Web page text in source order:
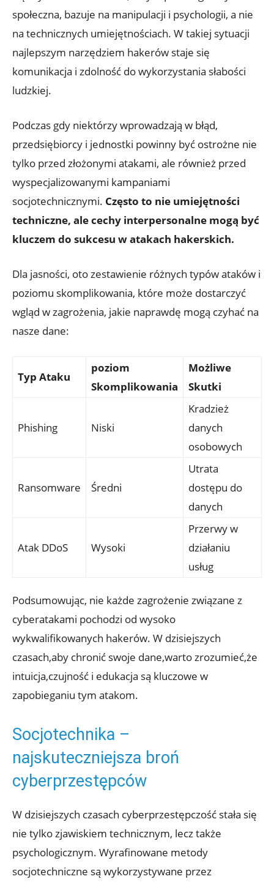
społeczna, ‌bazuje na manipulacji i psychologii, a nie
na technicznych umiejętnościach. W takiej sytuacji
najlepszym narzędziem​ hakerów staje‌ się
komunikacja i zdolność do wykorzystania słabości
ludzkiej.
Podczas‍ gdy⁤ niektórzy wprowadzają​ w błąd,
przedsiębiorcy i⁣ jednostki​ powinny być ostrożne ⁣nie
⁢tylko przed złożonymi​ atakami, ale również przed
wyspecjalizowanymi kampaniami
socjotechnicznymi.⁤ Często ‌to nie umiejętności
techniczne, ale cechy interpersonalne‍ mogą być
kluczem do ‍sukcesu w ⁤atakach hakerskich.
Dla jasności, ‌oto​ zestawienie różnych typów ataków i
poziomu ‍skomplikowania, które​ może ⁤dostarczyć⁢
wgląd w⁢ zagrożenia, jakie naprawdę⁢ mogą czyhać na
nasze dane:
Typ Ataku
poziom⁤
Skomplikowania
Możliwe
Skutki
Phishing Niski
Kradzież
danych
⁤osobowych
Ransomware Średni
Utrata
dostępu do
danych
Atak⁢ DDoS Wysoki
Przerwy w
działaniu
usług
Podsumowując, ​nie każde zagrożenie‌ związane z
cyberatakami ‍pochodzi‍ od wysoko
wykwalifikowanych hakerów. W dzisiejszych
czasach,aby chronić​ swoje dane,warto ‍zrozumieć,że
intuicja,czujność⁣ i ​edukacja są⁤ kluczowe w
zapobieganiu tym ⁤atakom.
Socjotechnika –
najskuteczniejsza broń‍
cyberprzestępców
W ⁤dzisiejszych czasach cyberprzestępczość stała się
nie tylko​ zjawiskiem technicznym, lecz także
psychologicznym. Wyrafinowane ‍metody⁢
socjotechniczne⁣ są wykorzystywane przez